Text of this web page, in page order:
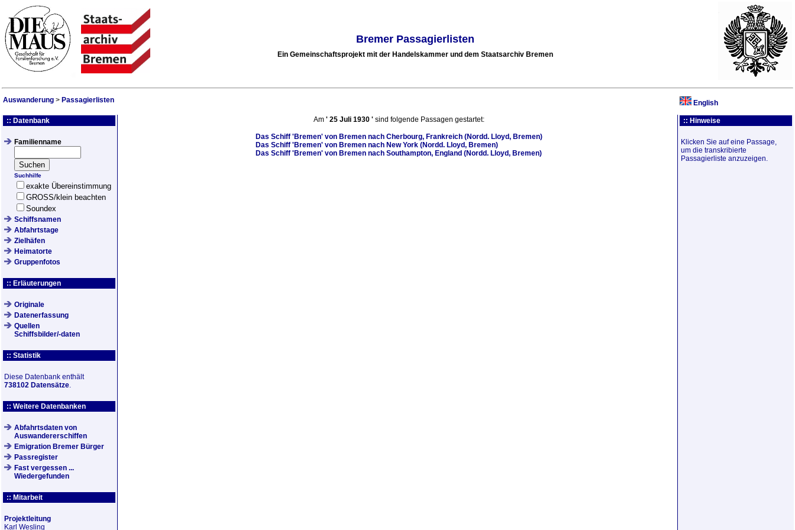
Bremer Passagierlisten
Ein Gemeinschaftsprojekt mit der Handelskammer und dem Staatsarchiv Bremen
Auswanderung > Passagierlisten English
:: Datenbank
Familienname
Suchhilfe
exakte Übereinstimmung
GROSS/klein beachten
Soundex
Schiffsnamen
Abfahrtstage
Zielhäfen
Heimatorte
Gruppenfotos
:: Erläuterungen
Originale
Datenerfassung
Quellen
Schiffsbilder/-daten
:: Statistik
Diese Datenbank enthält
738102 Datensätze.
:: Weitere Datenbanken
Abfahrtsdaten von
Auswandererschiffen
Emigration Bremer Bürger
Passregister
Fast vergessen ...
Wiedergefunden
:: Mitarbeit
Projektleitung
Karl Wesling
Am ' 25 Juli 1930 ' sind folgende Passagen gestartet:
Das Schiff 'Bremen' von Bremen nach Cherbourg, Frankreich (Nordd. Lloyd, Bremen)
Das Schiff 'Bremen' von Bremen nach New York (Nordd. Lloyd, Bremen)
Das Schiff 'Bremen' von Bremen nach Southampton, England (Nordd. Lloyd, Bremen)
:: Hinweise
Klicken Sie auf eine Passage,
um die transkribierte
Passagierliste anzuzeigen.